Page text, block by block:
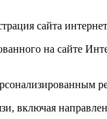
сайта
на сайте
включая